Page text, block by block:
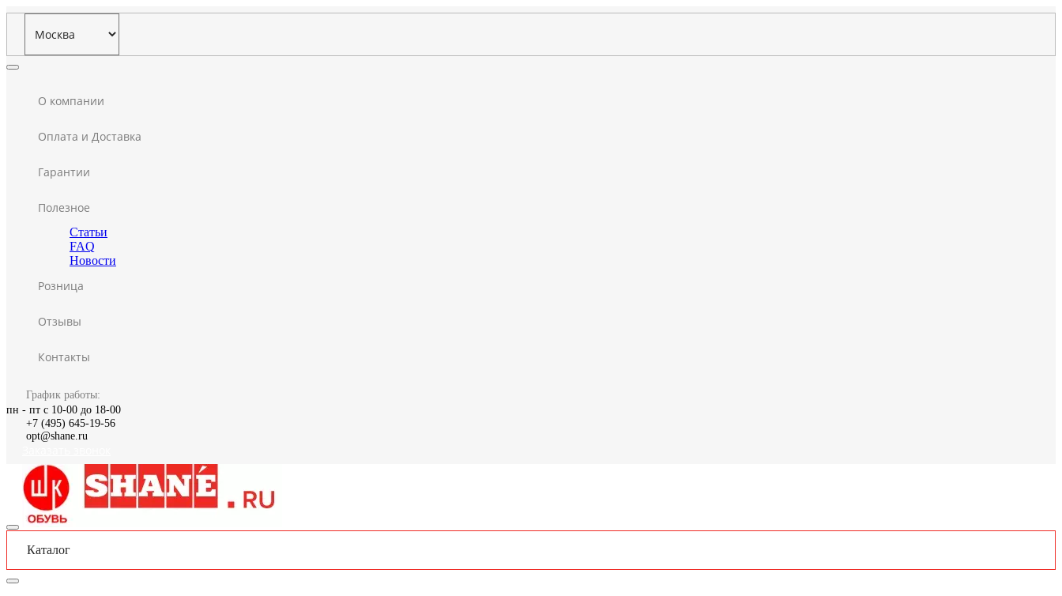
О компании
Оплата и Доставка
Гарантии
Полезное
Статьи
FAQ
Новости
Розница
Отзывы
Контакты
График работы:
пн - пт с 10-00 до 18-00
+7 (495) 645-19-56
opt@shane.ru
Каталог